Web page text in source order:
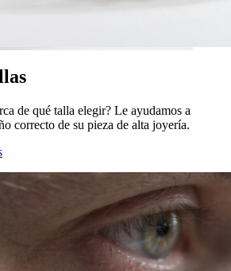
de qué talla elegir? Le ayudamos a
correcto de su pieza de alta joyería.